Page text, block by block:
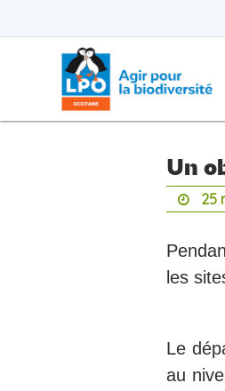
le
.
Un
25
les
Le
au